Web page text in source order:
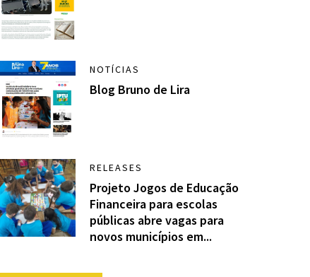
NOTÍCIAS
Blog Bruno de Lira
RELEASES
Projeto Jogos de Educação
Financeira para escolas
públicas abre vagas para
novos municípios em...